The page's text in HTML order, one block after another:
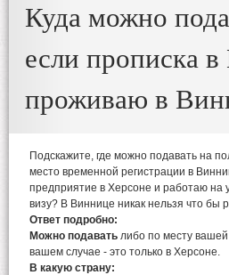
Куда можно
если прописка
проживаю в
Подскажите, где можно подавать на
место временной регистрации в
предприятие в Херсоне и работаю на
визу? В Виннице никак нельзя что бы
Ответ подробно:
Можно подавать либо по месту
вашем случае - это только в Херсоне.
В какую страну: